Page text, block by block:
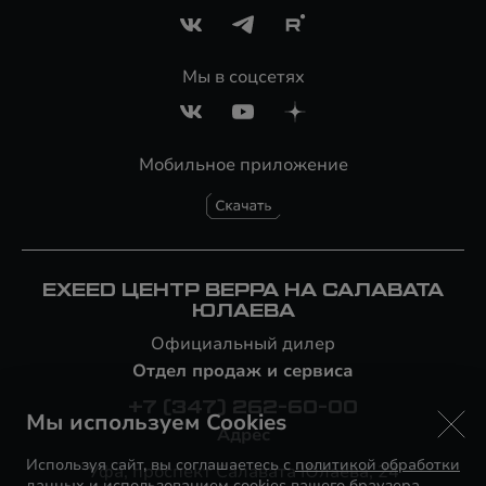
Мобильное приложение
Мы в соцсетях
EXEED ЦЕНТР ВЕРРА НА САЛАВАТА
ЮЛАЕВА
Официальный дилер
Отдел продаж и сервиса
+7 (347) 262-60-00
Адрес
Уфа, проспект Салавата Юлаева, 24
Мы используем Cookies
Используя сайт, вы соглашаетесь с политикой обработки